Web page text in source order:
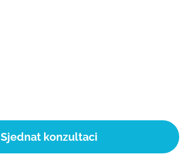
Sjednat konzultaci